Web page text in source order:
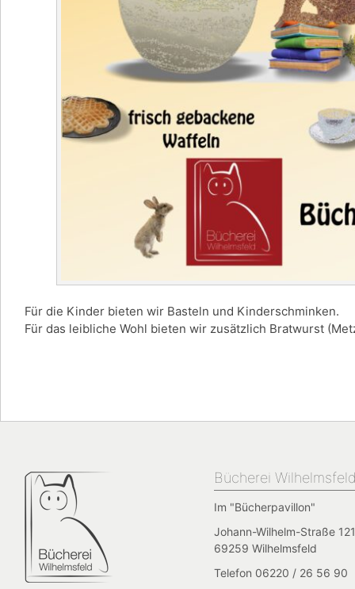
Für die Kinder bieten wir Basteln und Kinderschminken.
Für das leibliche Wohl bieten wir zusätzlich Bratwurst
Bücherei
Im "Bücherpavillon"
Johann-Wilhelm-Straße
69259 Wilhelmsfeld
Telefon 06220 / 26 56 90